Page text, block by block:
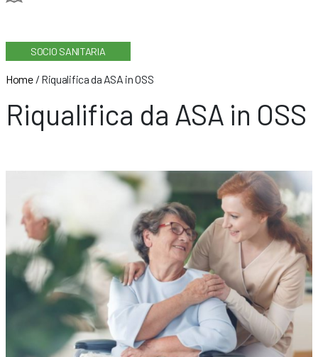
SOCIO SANITARIA
Home/ Riqualifica da ASA in OSS
Riqualifica da ASA in OSS